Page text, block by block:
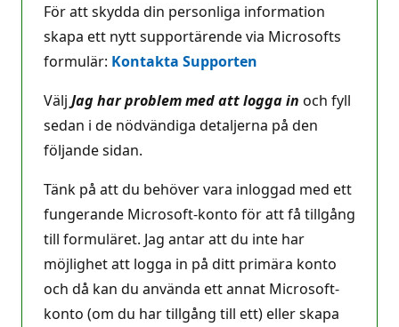
För att skydda din personliga information
skapa ett nytt supportärende via Microsofts
formulär: Kontakta Supporten
Välj Jag har problem med att logga in och fyll
sedan i de nödvändiga detaljerna på den
följande sidan.
Tänk på att du behöver vara inloggad med ett
fungerande Microsoft-konto för att få tillgång
till formuläret. Jag antar att du inte har
möjlighet att logga in på ditt primära konto
och då kan du använda ett annat Microsoft-
konto (om du har tillgång till ett) eller skapa